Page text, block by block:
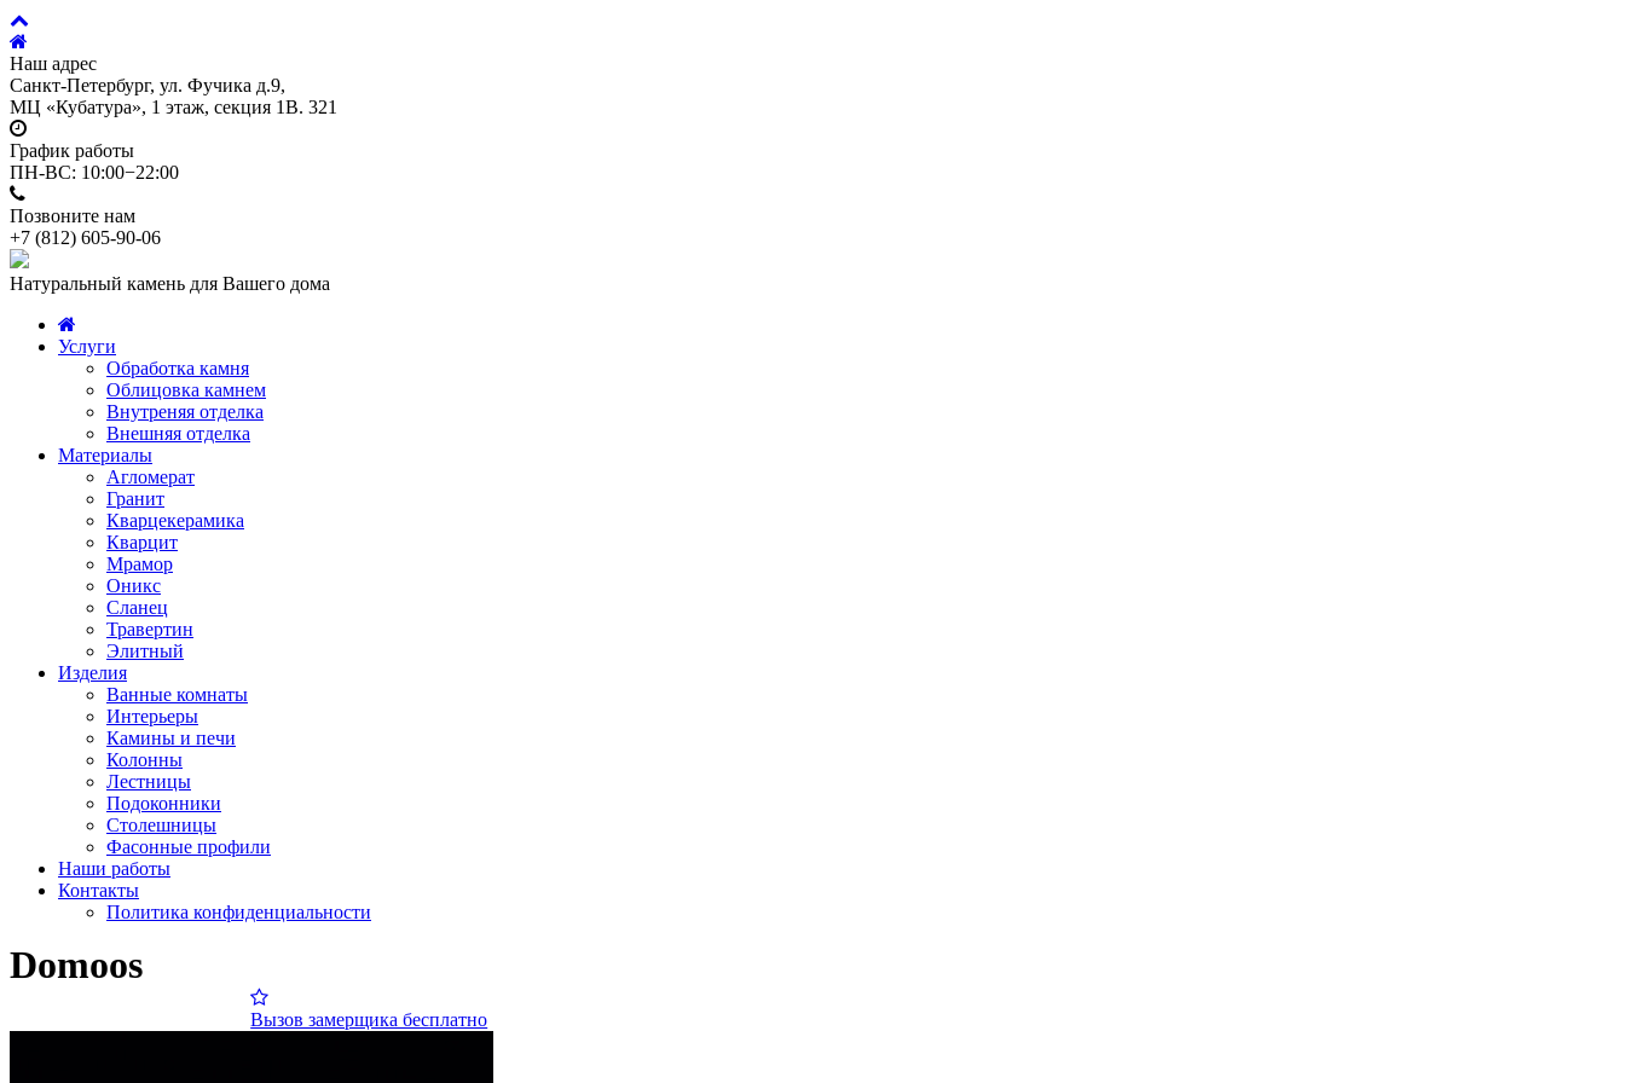
Наш адрес
Санкт-Петербург, ул. Фучика д.9,
МЦ «Кубатура», 1 этаж, секция 1В. 321
График работы
ПН-ВС: 10:00−22:00
Позвоните нам
+7 (812) 605-90-06
Натуральный камень для Вашего дома
Услуги
Обработка камня
Облицовка камнем
Внутреняя отделка
Внешняя отделка
Материалы
Агломерат
Гранит
Кварцекерамика
Кварцит
Мрамор
Оникс
Сланец
Травертин
Элитный
Изделия
Ванные комнаты
Интерьеры
Камины и печи
Колонны
Лестницы
Подоконники
Столешницы
Фасонные профили
Наши работы
Контакты
Политика конфиденциальности
Domoos
Вызов замерщика бесплатно